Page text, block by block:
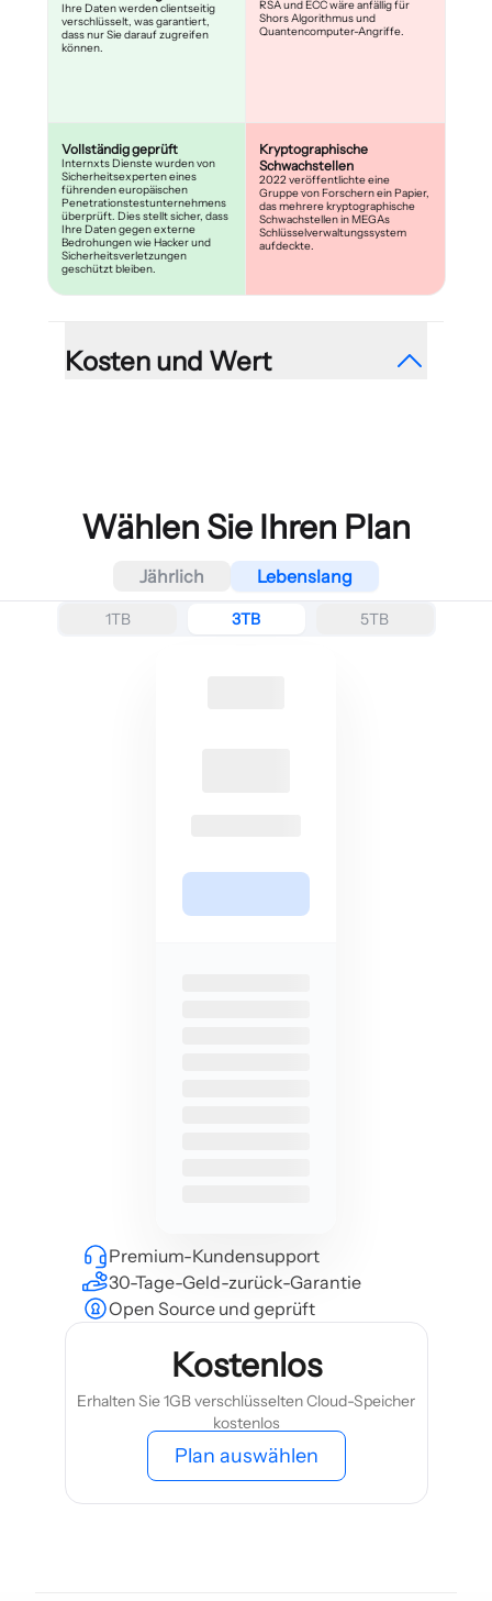
Ihre Daten werden clientseitig
verschlüsselt, was garantiert,
dass nur Sie darauf zugreifen
können.
Vollständig geprüft
Internxts Dienste wurden von
Sicherheitsexperten eines
führenden europäischen
Penetrationstestunternehmens
überprüft. Dies stellt sicher, dass
Ihre Daten gegen externe
Bedrohungen wie Hacker und
Sicherheitsverletzungen
geschützt bleiben.
RSA und ECC wäre anfällig für
Shors Algorithmus und
Quantencomputer-Angriffe.
Kryptographische
Schwachstellen
2022 veröffentlichte eine
Gruppe von Forschern ein Papier,
das mehrere kryptographische
Schwachstellen in MEGAs
Schlüsselverwaltungssystem
aufdeckte.
Kosten und Wert
Vollständiger Schutz
Anbieter machen.
Zugang zu Funktionen
Wählen Sie Ihren Plan
Jährlich Lebenslang
1TB 3TB 5TB
Premium-Kundensupport
30-Tage-Geld-zurück-Garantie
Open Source und geprüft
Kostenlos
Erhalten Sie 1GB verschlüsselten Cloud-Speicher
kostenlos
Plan auswählen